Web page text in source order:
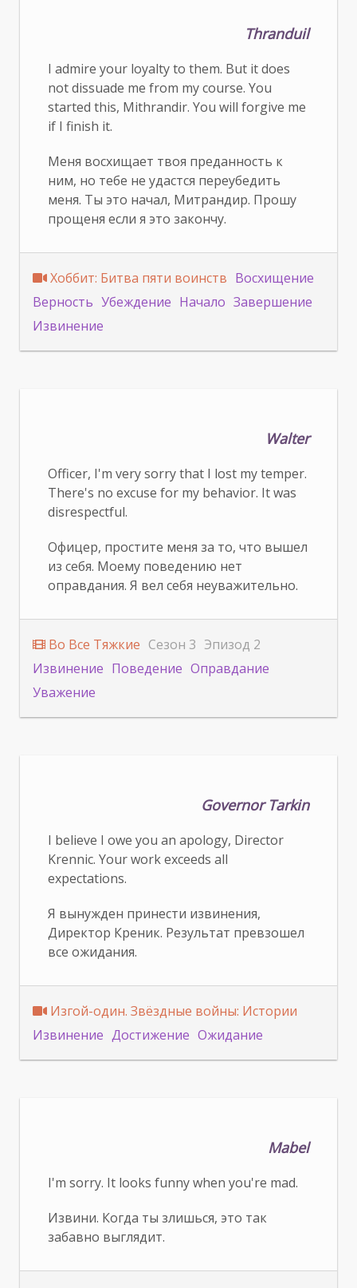
Thranduil
I admire your loyalty to them. But it does
not dissuade me from my course. You
started this, Mithrandir. You will forgive me
if I finish it.
Меня восхищает твоя преданность к
ним, но тебе не удастся переубедить
меня. Ты это начал, Митрандир. Прошу
прощеня если я это закончу.
Хоббит: Битва пяти воинств Восхищение
Верность Убеждение Начало Завершение
Извинение
Walter
Officer, I'm very sorry that I lost my temper.
There's no excuse for my behavior. It was
disrespectful.
Офицер, простите меня за то, что вышел
из себя. Моему поведению нет
оправдания. Я вел себя неуважительно.
Во Все Тяжкие Сезон 3 Эпизод 2
Извинение Поведение Оправдание
Уважение
Governor Tarkin
I believe I owe you an apology, Director
Krennic. Your work exceeds all
expectations.
Я вынужден принести извинения,
Директор Креник. Результат превзошел
все ожидания.
Изгой-один. Звёздные войны: Истории
Извинение Достижение Ожидание
Mabel
I'm sorry. It looks funny when you're mad.
Извини. Когда ты злишься, это так
забавно выглядит.